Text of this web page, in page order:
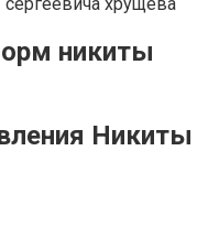
никиты
Никиты